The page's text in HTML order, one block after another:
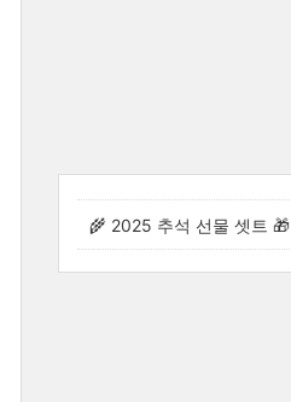
🌾 2025 추석 선물 셋트 🎁